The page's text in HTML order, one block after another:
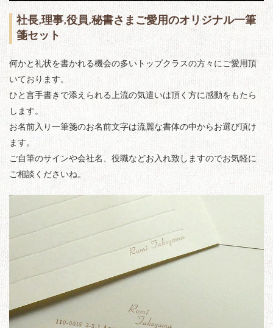
社長,理事,役員,秘書さまご愛用のオリジナル一筆
箋セット
何かと礼状を書かれる機会の多いトップクラスの方々にご愛用頂
いております。
ひと言手書きで添えられる上流の気遣いは頂く方に感動をもたら
します。
お名前入り一筆箋のお名前文字は流麗な書体の中からお選び頂け
ます。
ご自筆のサインや会社名、役職などお入れ致しますのでお気軽に
ご相談くださいね。